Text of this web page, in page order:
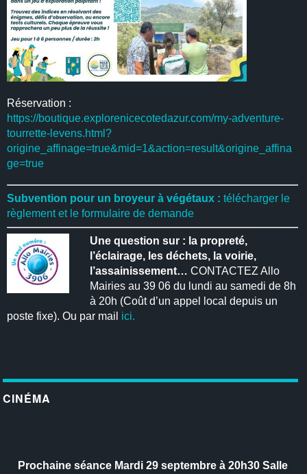
Réservation :
https://boutique.explorenicecotedazur.com/my-adventure-
tourrette-levens.html?
origine_affinage=true&mid=1&action=result&origine_affina
ge=true
Subvention pour un broyeur à végétaux : télécharger le
règlement et le formulaire de demande
Une question sur : la propreté,
l’éclairage, les déchets, la voirie,
l’assainissement… CONTACTEZ Allo
Mairies au 39 06 du lundi au samedi de 8h
à 20h (Coût d’un appel local depuis un
poste fixe). Ou par mail ici.
CINÉMA
Prochaine séanceMardi 29 septembre à 20h30 Salle